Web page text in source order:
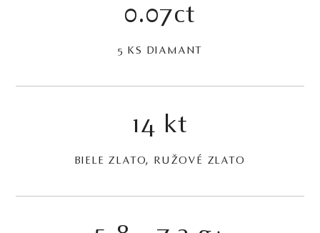
0.07ct
5 KS DIAMANT
14 kt
BIELE ZLATO, RUŽOVÉ ZLATO